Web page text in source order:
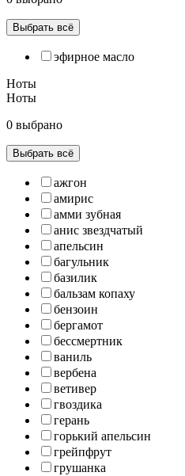
Выбрать всё
эфирное масло
Ноты
Ноты
0 выбрано
Выбрать всё
ажгон
амирис
амми зубная
анис звездчатый
апельсин
багульник
базилик
бальзам копаху
бензоин
бергамот
бессмертник
ваниль
вербена
ветивер
гвоздика
герань
горький апельсин
грейпфрут
грушанка